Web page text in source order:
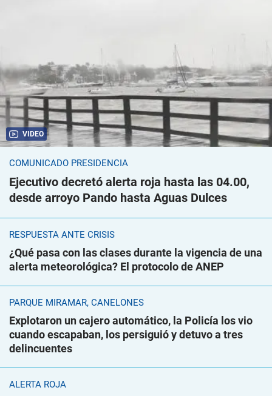
VIDEO
COMUNICADO PRESIDENCIA
Ejecutivo decretó alerta roja hasta las 04.00,
desde arroyo Pando hasta Aguas Dulces
RESPUESTA ANTE CRISIS
¿Qué pasa con las clases durante la vigencia de una
alerta meteorológica? El protocolo de ANEP
PARQUE MIRAMAR, CANELONES
Explotaron un cajero automático, la Policía los vio
cuando escapaban, los persiguió y detuvo a tres
delincuentes
ALERTA ROJA